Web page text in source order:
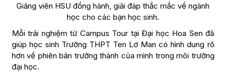
Giảng viên HSU đồng hành, giải đáp thắc mắc về ngành
học cho các bạn học sinh.
Mỗi trải nghiệm từ Campus Tour tại Đại học Hoa Sen đã
giúp học sinh Trường THPT Ten Lơ Man có hình dung rõ
hơn về phiên bản trưởng thành của mình trong môi trường
đại học.